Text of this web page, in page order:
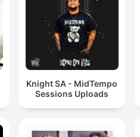
Knight SA - MidTempo
Sessions Uploads